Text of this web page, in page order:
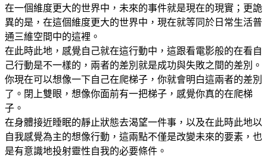
在一個維度更大的世界中，未來的事件就是現在的現實；更詭
異的是，在這個維度更大的世界中，現在就等同於日常生活普
通三維空間中的這裡。
在此時此地，感覺自己就在這行動中，這跟看電影般的在看自
己行動是不一樣的，兩者的差別就是成功與失敗之間的差別。
你現在可以想像一下自己在爬梯子，你就會明白這兩者的差別
了。閉上雙眼，想像你面前有一把梯子，感覺你真的在爬梯
子。
在身體接近睡眠的靜止狀態去渴望一件事，以及在此時此地以
自我感覺為主的想像行動，這兩點不僅是改變未來的要素，也
是有意識地投射靈性自我的必要條件。